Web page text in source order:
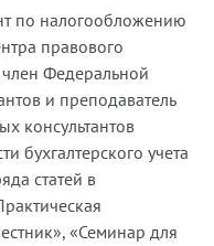
по налогообложению
правового
Федеральной
и преподаватель
консультантов
бухгалтерского учета
статей в
«Семинар для